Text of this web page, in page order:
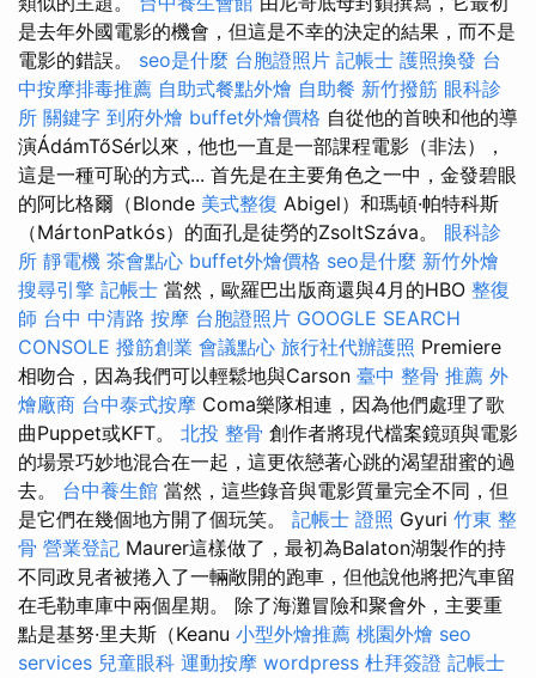
是去年外國電影的機會，但這是不幸的決定的結果，而不是
電影的錯誤。 seo是什麼 台胞證照片 記帳士 護照換發 台
中按摩排毒推薦 自助式餐點外燴 自助餐 新竹撥筋 眼科診
所 關鍵字 到府外燴 buffet外燴價格 自從他的首映和他的導
演ÁdámTőSér以來，他也一直是一部課程電影（非法），
這是一種可恥的方式... 首先是在主要角色之一中，金發碧眼
的阿比格爾（Blonde 美式整復 Abigel）和瑪頓·帕特科斯
（MártonPatkós）的面孔是徒勞的ZsoltSzáva。 眼科診
所 靜電機 茶會點心 buffet外燴價格 seo是什麼 新竹外燴
搜尋引擎 記帳士 當然，歐羅巴出版商還與4月的HBO 整復
師 台中 中清路 按摩 台胞證照片 GOOGLE SEARCH
CONSOLE 撥筋創業 會議點心 旅行社代辦護照 Premiere
相吻合，因為我們可以輕鬆地與Carson 臺中 整骨 推薦 外
燴廠商 台中泰式按摩 Coma樂隊相連，因為他們處理了歌
曲Puppet或KFT。 北投 整骨 創作者將現代檔案鏡頭與電影
的場景巧妙地混合在一起，這更依戀著心跳的渴望甜蜜的過
去。 台中養生館 當然，這些錄音與電影質量完全不同，但
是它們在幾個地方開了個玩笑。 記帳士 證照 Gyuri 竹東 整
骨 營業登記 Maurer這樣做了，最初為Balaton湖製作的持
不同政見者被捲入了一輛敞開的跑車，但他說他將把汽車留
在毛勒車庫中兩個星期。 除了海灘冒險和聚會外，主要重
點是基努·里夫斯（Keanu 小型外燴推薦 桃園外燴 seo
services 兒童眼科 運動按摩 wordpress 杜拜簽證 記帳士